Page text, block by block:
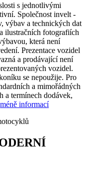
s jednotlivými
Společnost invelt -
výbav a technických dat
ilustračních fotografiích
která není
Prezentace vozidel
a prodávající není
vozidel.
se nepoužije. Pro
a mimořádných
a termínech dodávek,
méně informací